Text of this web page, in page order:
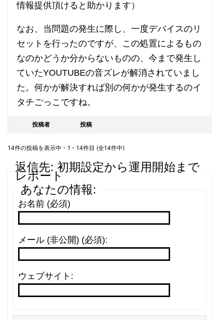
情報提供頂けると助かります）
なお、当問題の発生に際し、一度デバイスのリ
セットを行ったのですが、この処置によるもの
なのかどうか分からないものの、今まで発生し
ていたYOUTUBEの音ズレが解消されていまし
た。何かが解決すれば別の何かが発生するのイ
タチごっこですね。
投稿者 投稿
14件の投稿を表示中 - 1 - 14件目 (全14件中)
返信先: 初期設定から運用開始まで
レポート
あなたの情報:
お名前 (必須)
メール (非公開) (必須):
ウェブサイト: